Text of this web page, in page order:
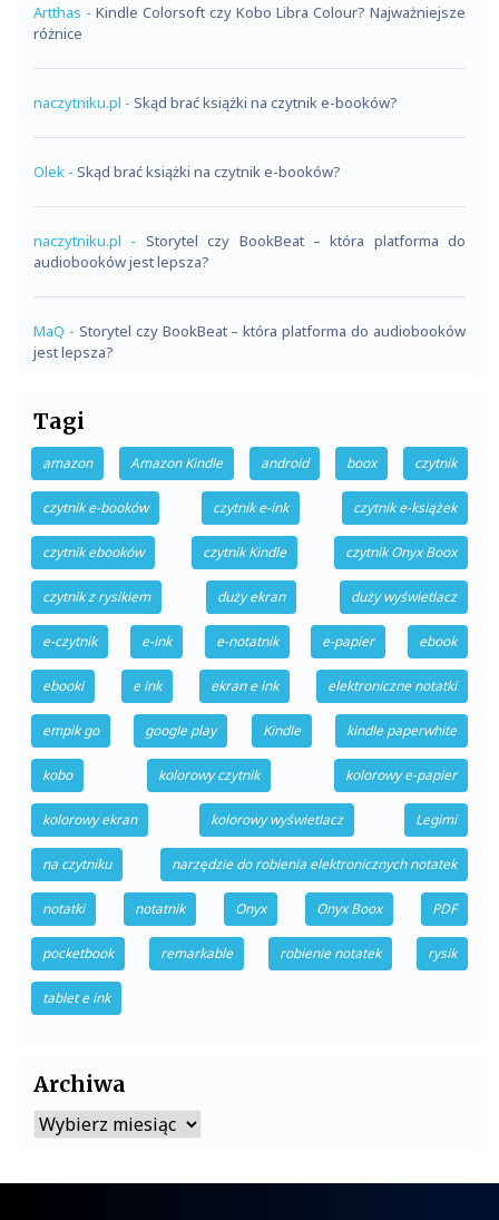
Artthas - Kindle Colorsoft czy Kobo Libra Colour? Najważniejsze
różnice
naczytniku.pl - Skąd brać książki na czytnik e-booków?
Olek - Skąd brać książki na czytnik e-booków?
naczytniku.pl - Storytel czy BookBeat – która platforma do
audiobooków jest lepsza?
MaQ - Storytel czy BookBeat – która platforma do audiobooków
jest lepsza?
Tagi
amazon Amazon Kindle android boox czytnik
czytnik e-booków czytnik e-ink czytnik e-książek
czytnik ebooków czytnik Kindle czytnik Onyx Boox
czytnik z rysikiem duży ekran duży wyświetlacz
e-czytnik e-ink e-notatnik e-papier ebook
ebooki e ink ekran e ink elektroniczne notatki
empik go google play Kindle kindle paperwhite
kobo kolorowy czytnik kolorowy e-papier
kolorowy ekran kolorowy wyświetlacz Legimi
na czytniku narzędzie do robienia elektronicznych notatek
notatki notatnik Onyx Onyx Boox PDF
pocketbook remarkable robienie notatek rysik
tablet e ink
Archiwa
Archiwa